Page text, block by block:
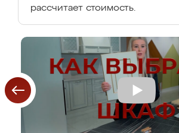
рассчитает стоимость.